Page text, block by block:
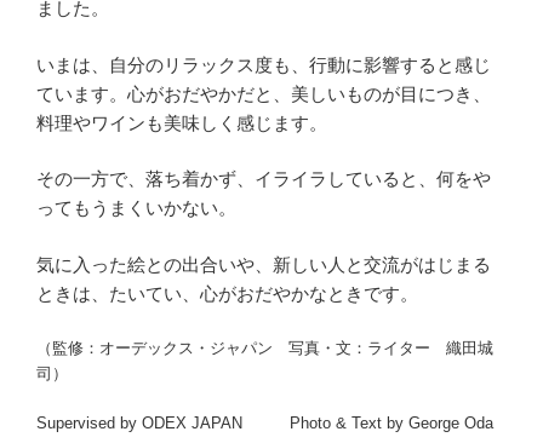
ました。
いまは、自分のリラックス度も、行動に影響すると感じ
ています。心がおだやかだと、美しいものが目につき、
料理やワインも美味しく感じます。
その一方で、落ち着かず、イライラしていると、何をや
ってもうまくいかない。
気に入った絵との出合いや、新しい人と交流がはじまる
ときは、たいてい、心がおだやかなときです。
（監修：オーデックス・ジャパン 写真・文：ライター 織田城
司）
Supervised by ODEX JAPAN Photo & Text by George Oda